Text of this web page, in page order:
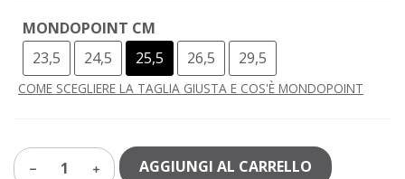
MONDOPOINT CM
23,5
24,5 25,5 26,5 29,5
COME SCEGLIERE LA TAGLIA GIUSTA E COS'È MONDOPOINT
1 AGGIUNGI AL CARRELLO